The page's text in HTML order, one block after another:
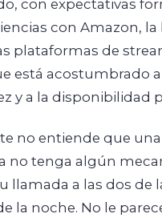
con expectativas
con Amazon, la
plataformas de
está acostumbrado a
y a la disponibilidad
no entiende que
no tenga algún
llamada a las dos de
la noche. No le